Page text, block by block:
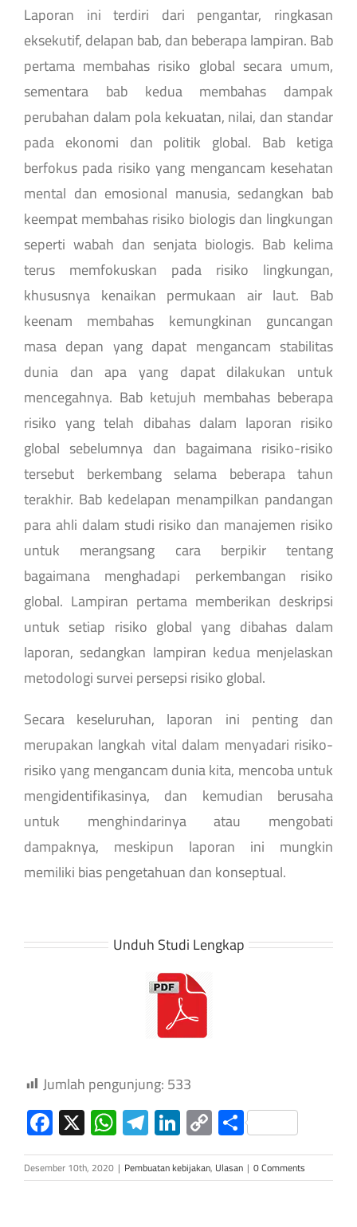
Laporan ini terdiri dari pengantar, ringkasan
eksekutif, delapan bab, dan beberapa lampiran. Bab
pertama membahas risiko global secara umum,
sementara bab kedua membahas dampak
perubahan dalam pola kekuatan, nilai, dan standar
pada ekonomi dan politik global. Bab ketiga
berfokus pada risiko yang mengancam kesehatan
mental dan emosional manusia, sedangkan bab
keempat membahas risiko biologis dan lingkungan
seperti wabah dan senjata biologis. Bab kelima
terus memfokuskan pada risiko lingkungan,
khususnya kenaikan permukaan air laut. Bab
keenam membahas kemungkinan guncangan
masa depan yang dapat mengancam stabilitas
dunia dan apa yang dapat dilakukan untuk
mencegahnya. Bab ketujuh membahas beberapa
risiko yang telah dibahas dalam laporan risiko
global sebelumnya dan bagaimana risiko-risiko
tersebut berkembang selama beberapa tahun
terakhir. Bab kedelapan menampilkan pandangan
para ahli dalam studi risiko dan manajemen risiko
untuk merangsang cara berpikir tentang
bagaimana menghadapi perkembangan risiko
global. Lampiran pertama memberikan deskripsi
untuk setiap risiko global yang dibahas dalam
laporan, sedangkan lampiran kedua menjelaskan
metodologi survei persepsi risiko global.
Secara keseluruhan, laporan ini penting dan
merupakan langkah vital dalam menyadari risiko-
risiko yang mengancam dunia kita, mencoba untuk
mengidentifikasinya, dan kemudian berusaha
untuk menghindarinya atau mengobati
dampaknya, meskipun laporan ini mungkin
memiliki bias pengetahuan dan konseptual.
Unduh Studi Lengkap
Jumlah pengunjung:533
Facebook
X WhatsApp
Telegram
LinkedIn
Copy
Link
Share
Desember 10th, 2020 | Pembuatan kebijakan, Ulasan | 0 Comments